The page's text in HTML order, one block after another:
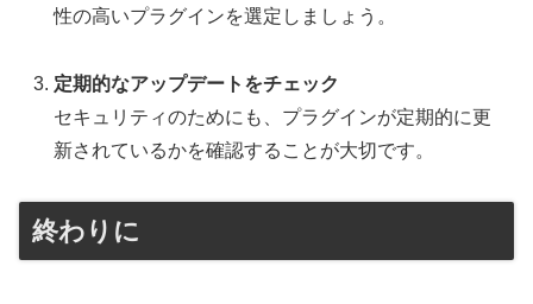
性の高いプラグインを選定しましょう。
定期的なアップデートをチェック
セキュリティのためにも、プラグインが定期的に更
新されているかを確認することが大切です。
終わりに